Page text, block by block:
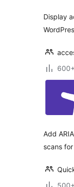
Display
Add
scans